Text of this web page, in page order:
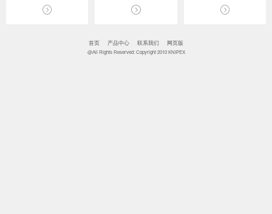
首页 产品中心 联系我们 网页版
@All Rights Reserved: Copyright 2010 KNIPEX